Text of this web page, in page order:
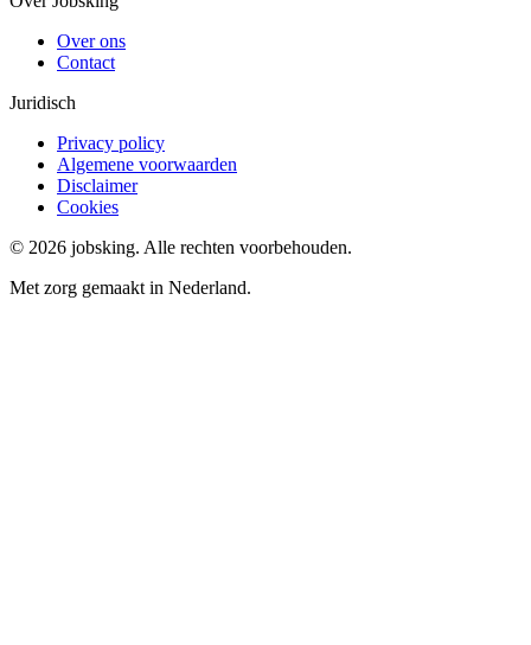
Over ons
Contact
Juridisch
Privacy policy
Algemene voorwaarden
Disclaimer
Cookies
© 2026 jobsking. Alle rechten voorbehouden.
Met zorg gemaakt in Nederland.